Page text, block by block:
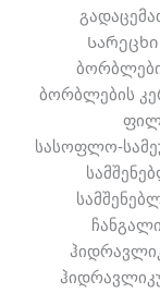
Სარეცხი
ბორბლების
სასოფლო-